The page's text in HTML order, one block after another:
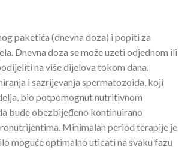
paketića (dnevna doza) i popiti za
Dnevna doza se može uzeti odjednom ili
na više dijelova tokom dana.
i sazrijevanja spermatozoida, koji
bio potpomognut nutritivnom
bude obezbijeđeno kontinuirano
Minimalan period terapije je
moguće optimalno uticati na svaku fazu